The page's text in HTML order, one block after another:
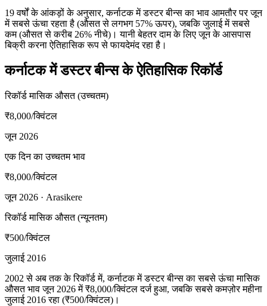
19 वर्षों के आंकड़ों के अनुसार, कर्नाटक में डस्टर बीन्स का भाव आमतौर पर जून
में सबसे ऊंचा रहता है (औसत से लगभग 57% ऊपर), जबकि जुलाई में सबसे
कम (औसत से करीब 26% नीचे)। यानी बेहतर दाम के लिए जून के आसपास
बिक्री करना ऐतिहासिक रूप से फायदेमंद रहा है।
कर्नाटक में डस्टर बीन्स के ऐतिहासिक रिकॉर्ड
रिकॉर्ड मासिक औसत (उच्चतम)
₹8,000/क्विंटल
जून 2026
एक दिन का उच्चतम भाव
₹8,000/क्विंटल
जून 2026 · Arasikere
रिकॉर्ड मासिक औसत (न्यूनतम)
₹500/क्विंटल
जुलाई 2016
2002 से अब तक के रिकॉर्ड में, कर्नाटक में डस्टर बीन्स का सबसे ऊंचा मासिक
औसत भाव जून 2026 में ₹8,000/क्विंटल दर्ज हुआ, जबकि सबसे कमज़ोर महीना
जुलाई 2016 रहा (₹500/क्विंटल)।